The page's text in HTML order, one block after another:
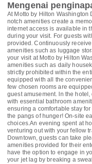
Mengenai
At Motto by Hilton
notch amenities create a
internet access is available in
during your visit. For guests
provided. Continuously
amenities such as luggage
your visit at Motto by Hilton
amenities such as daily
strictly prohibited within the
equipped with all the
few chosen rooms are
guest amusement. In the
with essential bathroom
ensuring a comfortable stay
the pangs of hunger! On-site
choices.An evening spent at
venturing out with your fellow
Downtown, guests can take
amenities provided for their
have the option to engage in
your jet lag by breaking a